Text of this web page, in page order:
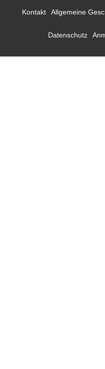
Kontakt Allgemeine
Datenschutz